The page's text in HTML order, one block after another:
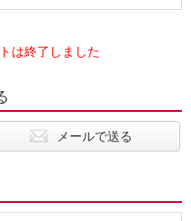
は終了しました
メールで送る